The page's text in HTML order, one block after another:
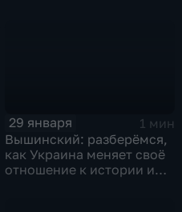
29 января
1 мин
Вышинский: разберёмся,
как Украина меняет своё
отношение к истории и